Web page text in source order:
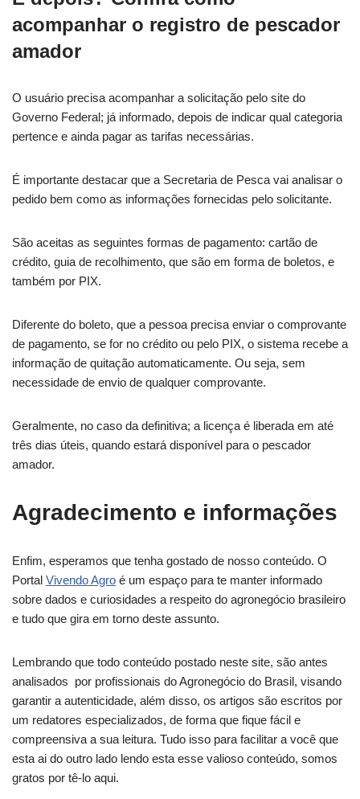
acompanhar o registro de pescador
amador
O usuário precisa acompanhar a solicitação pelo site do
Governo Federal; já informado, depois de indicar qual categoria
pertence e ainda pagar as tarifas necessárias.
É importante destacar que a Secretaria de Pesca vai analisar o
pedido bem como as informações fornecidas pelo solicitante.
São aceitas as seguintes formas de pagamento: cartão de
crédito, guia de recolhimento, que são em forma de boletos, e
também por PIX.
Diferente do boleto, que a pessoa precisa enviar o comprovante
de pagamento, se for no crédito ou pelo PIX, o sistema recebe a
informação de quitação automaticamente. Ou seja, sem
necessidade de envio de qualquer comprovante.
Geralmente, no caso da definitiva; a licença é liberada em até
três dias úteis, quando estará disponível para o pescador
amador.
Agradecimento e informações
Enfim, esperamos que tenha gostado de nosso conteúdo. O
Portal Vivendo Agro é um espaço para te manter informado
sobre dados e curiosidades a respeito do agronegócio brasileiro
e tudo que gira em torno deste assunto.
Lembrando que todo conteúdo postado neste site, são antes
analisados por profissionais do Agronegócio do Brasil, visando
garantir a autenticidade, além disso, os artigos são escritos por
um redatores especializados, de forma que fique fácil e
compreensiva a sua leitura. Tudo isso para facilitar a você que
esta ai do outro lado lendo esta esse valioso conteúdo, somos
gratos por tê-lo aqui.